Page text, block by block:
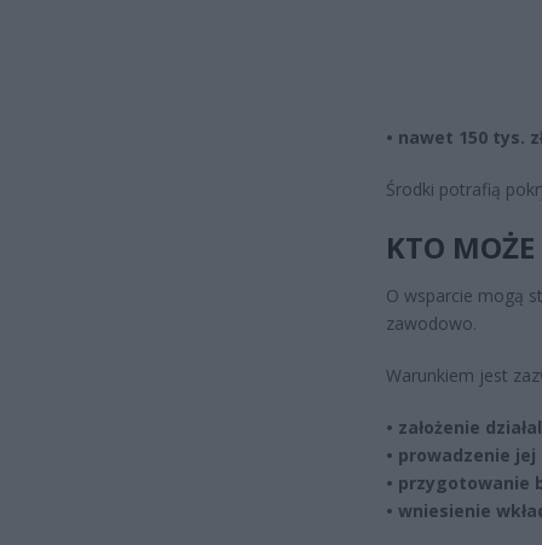
• nawet 150 tys.
Środki potrafią
KTO
O wsparcie mogą
zawodowo.
Warunkiem jest
• założenie
• prowadzenie
• przygotowanie
• wniesienie